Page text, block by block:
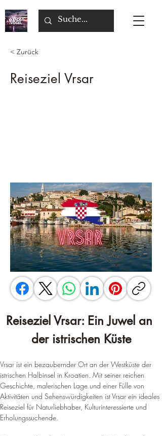
< Zurück
Reiseziel Vrsar
Reiseziel Vrsar: Ein Juwel an
der istrischen Küste
Vrsar ist ein bezaubernder Ort an der Westküste der
istrischen Halbinsel in Kroatien. Mit seiner reichen
Geschichte, malerischen Lage und einer Fülle von
Aktivitäten und Sehenswürdigkeiten ist Vrsar ein ideales
Reiseziel für Naturliebhaber, Kulturinteressierte und
Erholungssuchende.